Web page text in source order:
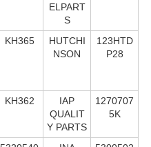
ELPART
S
KH365
HUTCHI
NSON
123HTD
P28
KH362
IAP
QUALIT
Y PARTS
1270707
5K